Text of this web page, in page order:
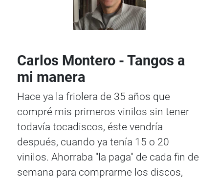
Carlos Montero - Tangos a
mi manera
Hace ya la friolera de 35 años que
compré mis primeros vinilos sin tener
todavía tocadiscos, éste vendría
después, cuando ya tenía 15 o 20
vinilos. Ahorraba "la paga" de cada fin de
semana para comprarme los discos,